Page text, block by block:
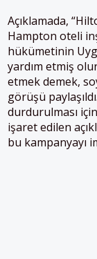
Açıklamada,
Hampton oteli
hükümetinin
yardım etmiş
etmek demek,
görüşü
durdurulması
işaret edilen
bu kampanyayı